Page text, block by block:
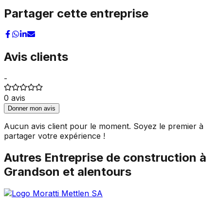
Partager cette entreprise
Avis clients
-
0 avis
Donner mon avis
Aucun avis client pour le moment. Soyez le premier à
partager votre expérience !
Autres Entreprise de construction à
Grandson et alentours